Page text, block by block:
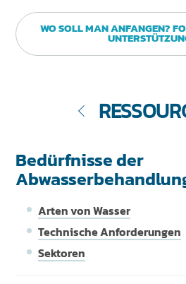
WO SOLL MAN ANFANGEN?
Bedürfnisse der
Arten von Wasser
Technische Anforderungen
Sektoren